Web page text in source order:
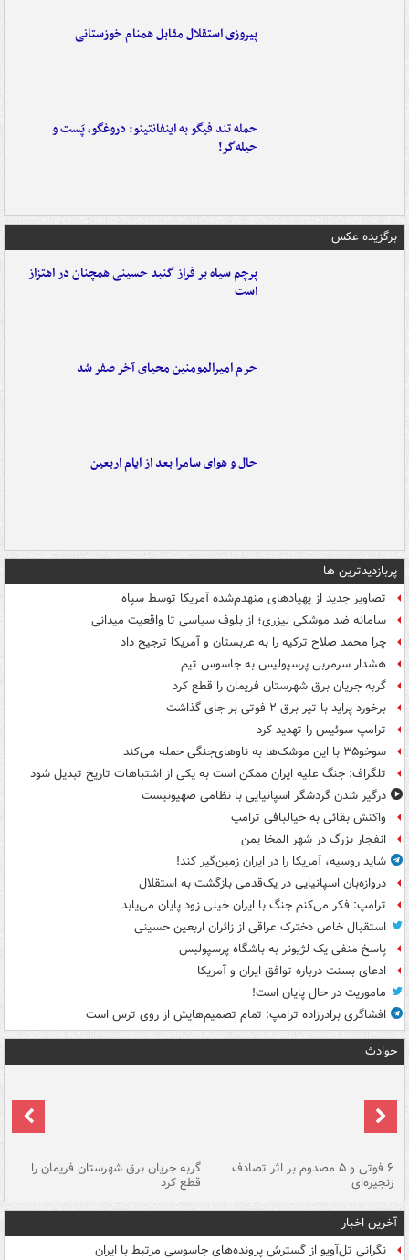
پیروزی استقلال مقابل همنام خوزستانی
حمله تند فیگو به اینفانتینو: دروغگو، پَست‌ و
حیله‌گر!
برگزیده عکس
پرچم سیاه بر فراز گنبد حسینی همچنان در اهتزاز
است
حرم امیرالمومنین محیای آخر صفر شد
حال و هوای سامرا بعد از ایام اربعین
پربازدیدترین ها
تصاویر جدید از پهپادهای منهدم‌شده آمریکا توسط سپاه
سامانه ضد موشکی لیزری؛ از بلوف سیاسی تا واقعیت میدانی
چرا محمد صلاح ترکیه را به عربستان و آمریکا ترجیح داد
هشدار سرمربی پرسپولیس به جاسوس تیم
گربه جریان برق شهرستان فریمان را قطع کرد
برخورد پراید با تیر برق ۲ فوتی بر جای گذاشت
ترامپ سوئیس را تهدید کرد
سوخو۳۵ با این موشک‌ها به ناوهای‌جنگی حمله می‌کند
تلگراف: جنگ علیه ایران ممکن است به یکی از اشتباهات تاریخ تبدیل شود
درگیر شدن گردشگر اسپانیایی با نظامی صهیونیست
واکنش بقائی به خیالبافی ترامپ
انفجار بزرگ در شهر المخا یمن
شاید روسیه، آمریکا را در ایران زمین‌گیر کند!
دروازه‌بان اسپانیایی در یک‌قدمی بازگشت به استقلال
ترامپ: فکر می‌کنم جنگ با ایران خیلی زود پایان می‌یابد
استقبال خاص دخترک عراقی از زائران اربعین حسینی
پاسخ منفی یک لژیونر به باشگاه پرسپولیس
ادعای بسنت درباره توافق ایران و آمریکا
ماموریت در حال پایان است!
افشاگری برادرزاده ترامپ: تمام تصمیم‌هایش از روی ترس است
حوادث
۶ فوتی و ۵ مصدوم بر اثر تصادف
زنجیره‌ای
گربه جریان برق شهرستان فریمان را
قطع کرد
آخرین اخبار
نگرانی تل‌آویو از گسترش پرونده‌های جاسوسی مرتبط با ایران